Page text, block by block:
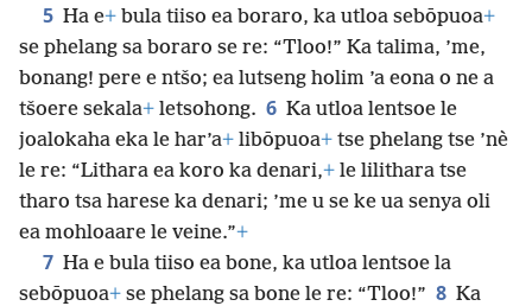
5 Ha e+ bula tiiso ea boraro, ka utloa sebōpuoa+
se phelang sa boraro se re: “Tloo!” Ka talima, ’me,
bonang! pere e ntšo; ea lutseng holim ’a eona o ne a
tšoere sekala+ letsohong. 6 Ka utloa lentsoe le
joalokaha eka le har’a+ libōpuoa+ tse phelang tse ’nè
le re: “Lithara ea koro ka denari,+ le lilithara tse
tharo tsa harese ka denari; ’me u se ke ua senya oli
ea mohloaare le veine.”+
7 Ha e bula tiiso ea bone, ka utloa lentsoe la
sebōpuoa+ se phelang sa bone le re: “Tloo!” 8 Ka